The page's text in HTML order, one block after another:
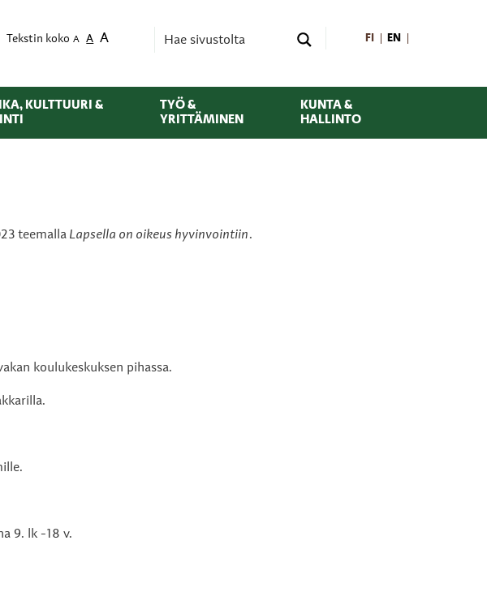
Tekstin koko A A A FI EN
KULTTUURI &
TYÖ &
YRITTÄMINEN
KUNTA &
HALLINTO
teemalla Lapsella on oikeus hyvinvointiin.
koulukeskuksen pihassa.
9. lk -18 v.